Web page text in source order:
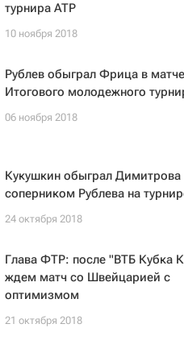
турнира ATP
10 ноября 2018
Рублев обыграл Фрица в матче
Итогового молодежного
06 ноября 2018
Кукушкин обыграл Димитрова
соперником Рублева на
24 октября 2018
Глава ФТР: после "ВТБ Кубка
ждем матч со Швейцарией с
оптимизмом
21 октября 2018